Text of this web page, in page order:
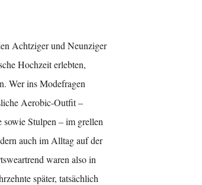
Achtziger und Neunziger
Hochzeit erlebten,
Wer ins Modefragen
Aerobic-Outfit –
sowie Stulpen – im grellen
auch im Alltag auf der
waren also in
später, tatsächlich